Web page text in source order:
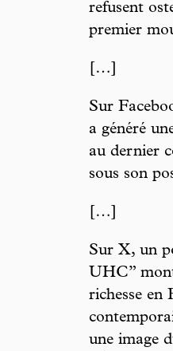
refusent
premier
[…]
Sur
a généré
au dernier
sous son
[…]
Sur X, un
UHC”
richesse
une image